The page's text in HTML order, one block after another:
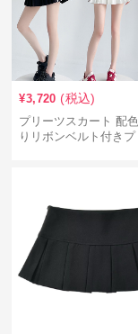
¥3,720 (税込)
プリーツスカート 配
りリボンベルト付きプ